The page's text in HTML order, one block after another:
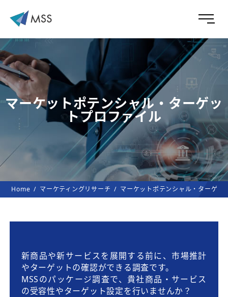
マーケットポテンシャル・ターゲッ
トプロファイル
Home マーケティングリサーチ マーケットポテンシャル・ターゲッ
新商品や新サービスを展開する前に、市場推計
やターゲットの確認ができる調査です。
MSSのパッケージ調査で、貴社商品・サービス
の受容性やターゲット設定を行いませんか？